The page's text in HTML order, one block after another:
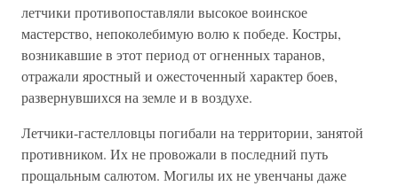
летчики противопоставляли высокое воинское
мастерство, непоколебимую волю к победе. Костры,
возникавшие в этот период от огненных таранов,
отражали яростный и ожесточенный характер боев,
развернувшихся на земле и в воздухе.
Летчики-гастелловцы погибали на территории, занятой
противником. Их не провожали в последний путь
прощальным салютом. Могилы их не увенчаны даже